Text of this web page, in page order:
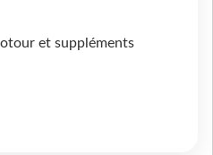
et suppléments